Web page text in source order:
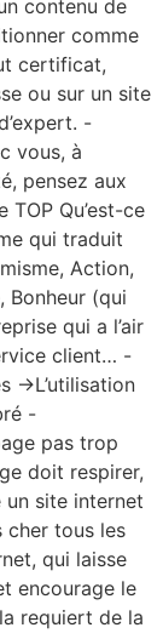
contenu de
comme
certificat,
ou sur un site
-
vous, à
pensez aux
Qu’est-ce
qui traduit
Action,
Bonheur (qui
qui a l’air
client… -
->L’utilisation
-
pas trop
doit respirer,
site internet
cher tous les
qui laisse
encourage le
requiert de la